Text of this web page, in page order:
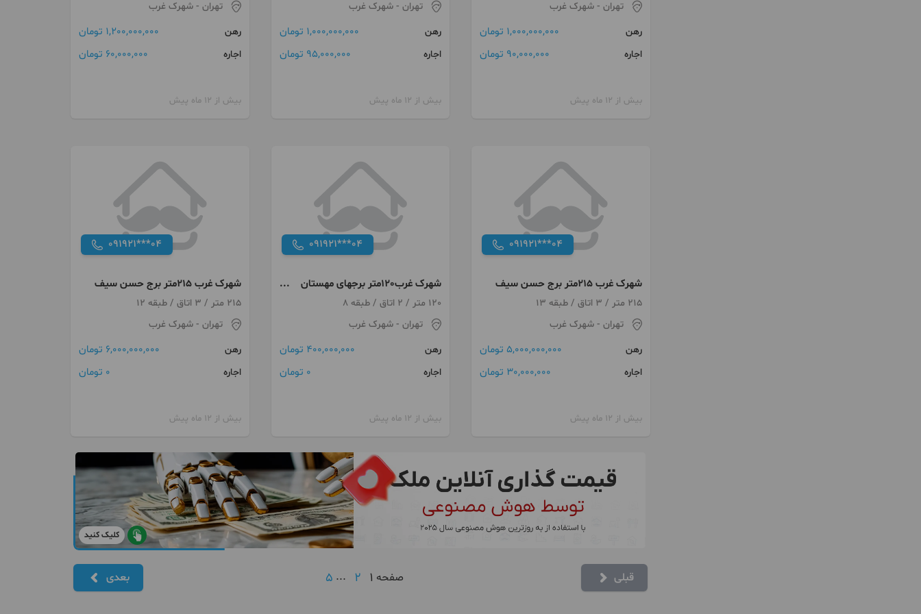
تهران - شهرک غرب
رهن
1,000,000,000 تومان
اجاره 90,000,000 تومان
بیش از 12 ماه پیش
تهران- شهرک غرب
رهن
1,000,000,000 تومان
اجاره 95,000,000 تومان
بیش از 12 ماه پیش
تهران - شهرک غرب
رهن
1,200,000,000 تومان
اجاره 60,000,000 تومان
بیش از 12 ماه پیش
091921***04
شهرک غرب 215متر برج حسن سیف
215 متر / 3 اتاق / طبقه 13
تهران - شهرک غرب
رهن
5,000,000,000 تومان
اجاره 30,000,000 تومان
بیش از 12 ماه پیش
091921***04
شهرک غرب120متر برجهای مهستان
فاز یک
120 متر / 2 اتاق / طبقه 8
تهران- شهرک غرب
رهن
400,000,000 تومان
اجاره 0 تومان
بیش از 12 ماه پیش
091921***04
شهرک غرب 215متر برج حسن سیف
215 متر / 3 اتاق / طبقه 12
تهران - شهرک غرب
رهن
6,000,000,000 تومان
اجاره 0 تومان
بیش از 12 ماه پیش
کلیک کنید
قبلی صفحه 1
2
...
5 بعدی